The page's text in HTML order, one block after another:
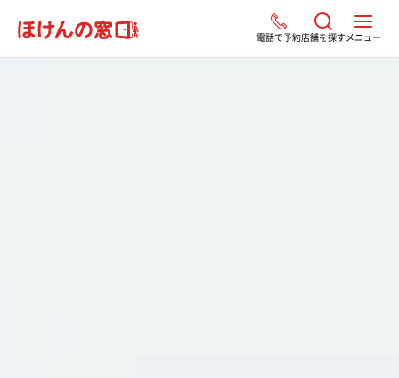
電話で予約店舗を探すメニュー